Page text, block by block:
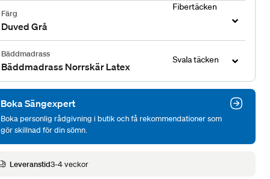
Fibertäcken
Svala täcken
Färg
Duved Grå
Bäddmadrass
Bäddmadrass Norrskär Latex
Boka Sängexpert
Boka personlig rådgivning i butik och få rekommendationer som
gör skillnad för din sömn.
Leveranstid3-4 veckor